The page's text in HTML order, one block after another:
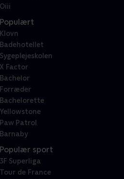
Oiii
Populært
Klovn
Badehotellet
Sygeplejeskolen
X Factor
Bachelor
Forræder
Bachelorette
Yellowstone
Paw Patrol
Barnaby
Populær sport
3F Superliga
Tour de France